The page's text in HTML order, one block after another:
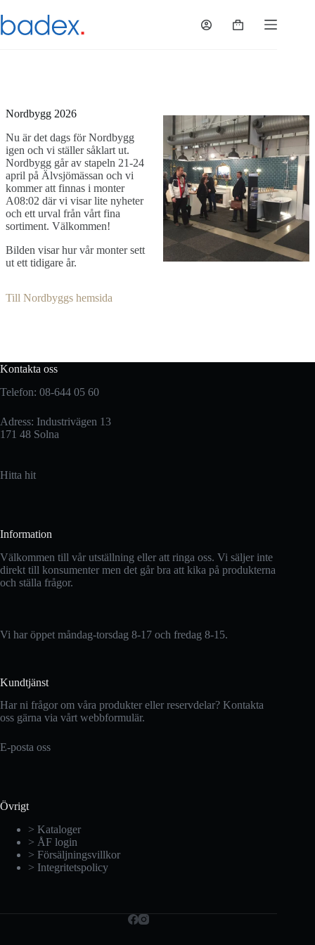
till
innehåll
Varukorg
Nordbygg 2026
Nu är det dags för Nordbygg
igen och vi ställer såklart ut.
Nordbygg går av stapeln 21-24
april på Älvsjömässan och vi
kommer att finnas i monter
A08:02 där vi visar lite nyheter
och ett urval från vårt fina
sortiment. Välkommen!
Bilden visar hur vår monter sett
ut ett tidigare år.
Till Nordbyggs hemsida
Kontakta oss
Telefon: 08-644 05 60
Adress: Industrivägen 13
171 48 Solna
Hitta hit
Information
Välkommen till vår utställning eller att ringa oss. Vi säljer inte
direkt till konsumenter men det går bra att kika på produkterna
och ställa frågor.
Vi har öppet måndag-torsdag 8-17 och fredag 8-15.
Kundtjänst
Har ni frågor om våra produkter eller reservdelar? Kontakta
oss gärna via vårt webbformulär.
E-posta oss
Övrigt
> Kataloger
> ÅF login
> Försäljningsvillkor
> Integritetspolicy